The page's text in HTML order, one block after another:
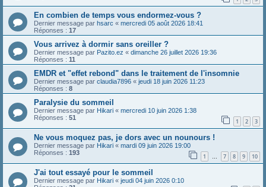
En combien de temps vous endormez-vous ?
Dernier message par hsarc « mercredi 05 août 2026 18:41
Réponses : 17
Vous arrivez à dormir sans oreiller ?
Dernier message par Pazito.ez « dimanche 26 juillet 2026 19:36
Réponses : 11
EMDR et "effet rebond" dans le traitement de l'insomnie
Dernier message par claudia7896 « jeudi 18 juin 2026 11:23
Réponses : 8
Paralysie du sommeil
Dernier message par Hikari « mercredi 10 juin 2026 1:38
Réponses : 51 1 2 3
Ne vous moquez pas, je dors avec un nounours !
Dernier message par Hikari « mardi 09 juin 2026 19:00
Réponses : 193 1 … 7 8 9 10
J'ai tout essayé pour le sommeil
Dernier message par Hikari « jeudi 04 juin 2026 0:10